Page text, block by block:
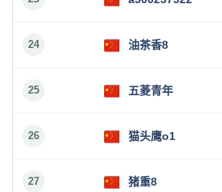
24 油茶香8
25 五菱青年
26 猫头鹰o1
27 猪重8